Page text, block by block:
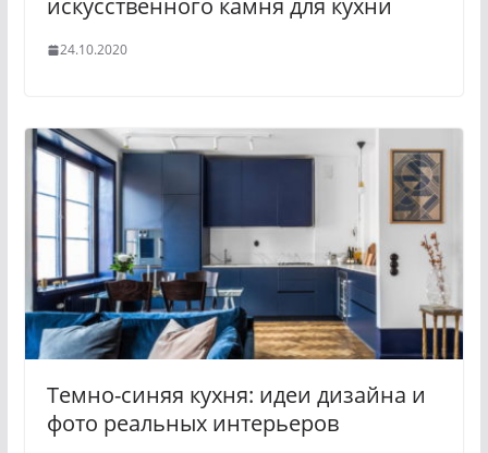
искусственного камня для кухни
24.10.2020
Темно-синяя кухня: идеи дизайна и
фото реальных интерьеров